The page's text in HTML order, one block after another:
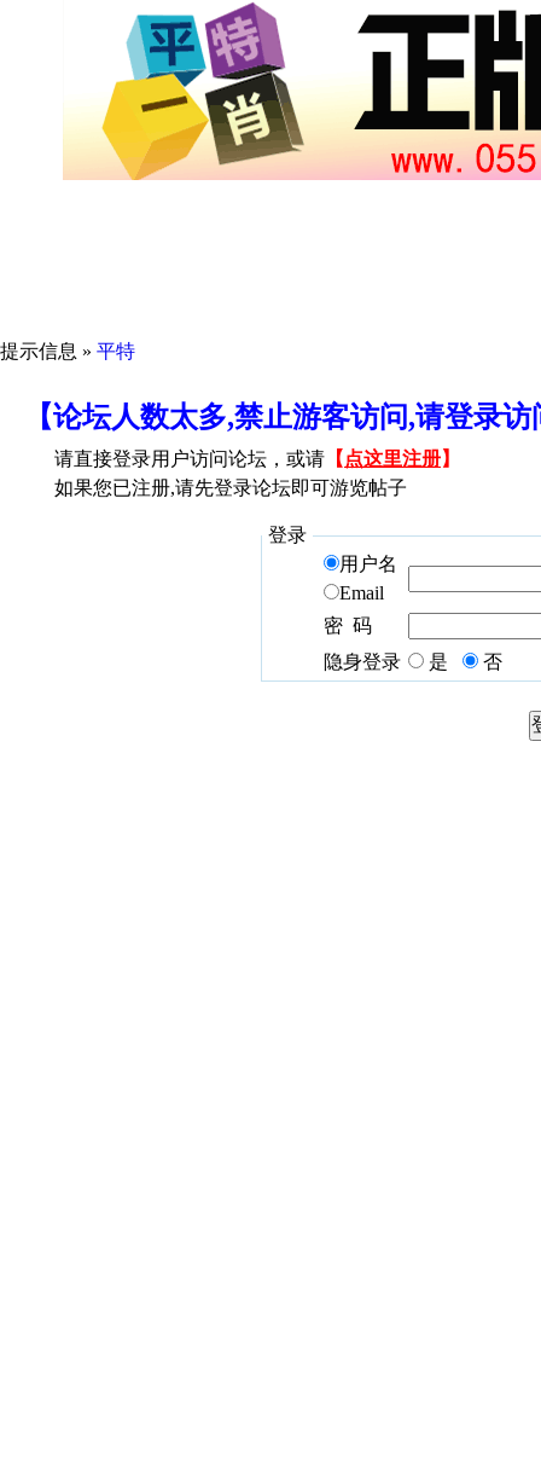
提示信息 » 平特
【论坛人数太多,禁止游客访问,请登录
请直接登录用户访问论坛，或请 【 点这里注册】
如果您已注册,请先登录论坛即可游览帖子
登录
用户名
Email
密 码
隐身登录
是 否